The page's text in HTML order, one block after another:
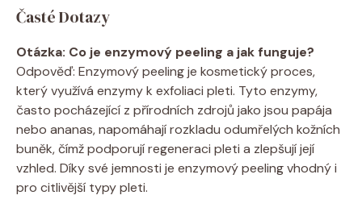
Časté Dotazy
Otázka: Co je enzymový peeling a jak funguje?
Odpověď: Enzymový peeling je kosmetický proces,
který využívá enzymy k exfoliaci pleti. Tyto enzymy,
často pocházející z přírodních zdrojů jako jsou papája
nebo ananas, napomáhají rozkladu odumřelých kožních
buněk, čímž podporují regeneraci pleti a zlepšují její
vzhled. Díky své jemnosti je enzymový peeling vhodný i
pro citlivější typy pleti.